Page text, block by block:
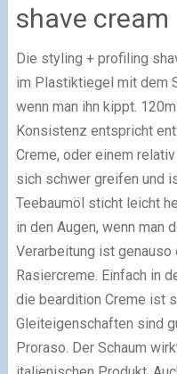
shave cream
Die styling + profiling
im Plastiktiegel mit dem
wenn man ihn kippt.
Konsistenz entspricht
Creme, oder einem
sich schwer greifen und
Teebaumöl sticht leicht
in den Augen, wenn man
Verarbeitung ist
Rasiercreme. Einfach in
die beardition Creme ist
Gleiteigenschaften sind
Proraso. Der Schaum